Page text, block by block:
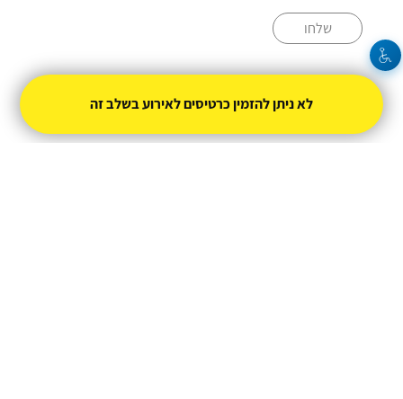
שלחו
henya@shochat.co.il
לא ניתן להזמין כרטיסים לאירוע בשלב זה